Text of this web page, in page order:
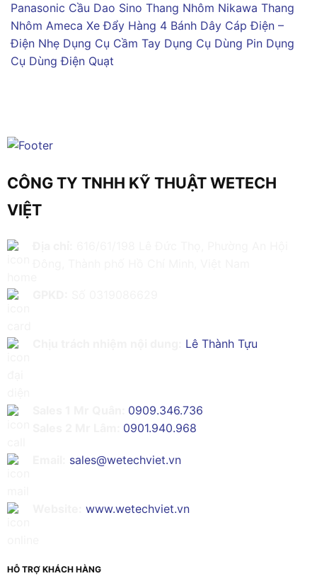
Panasonic Cầu Dao Sino Thang Nhôm Nikawa Thang
Nhôm Ameca Xe Đẩy Hàng 4 Bánh Dây Cáp Điện –
Điện Nhẹ Dụng Cụ Cầm Tay Dụng Cụ Dùng Pin Dụng
Cụ Dùng Điện Quạt
CÔNG TY TNHH KỸ THUẬT WETECH
VIỆT
Lê Thành Tựu
0909.346.736
0901.940.968
sales@wetechviet.vn
www.wetechviet.vn
HỖ TRỢ KHÁCH HÀNG